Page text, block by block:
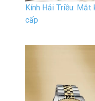
Kính Hải Triều: Mắt
cấp